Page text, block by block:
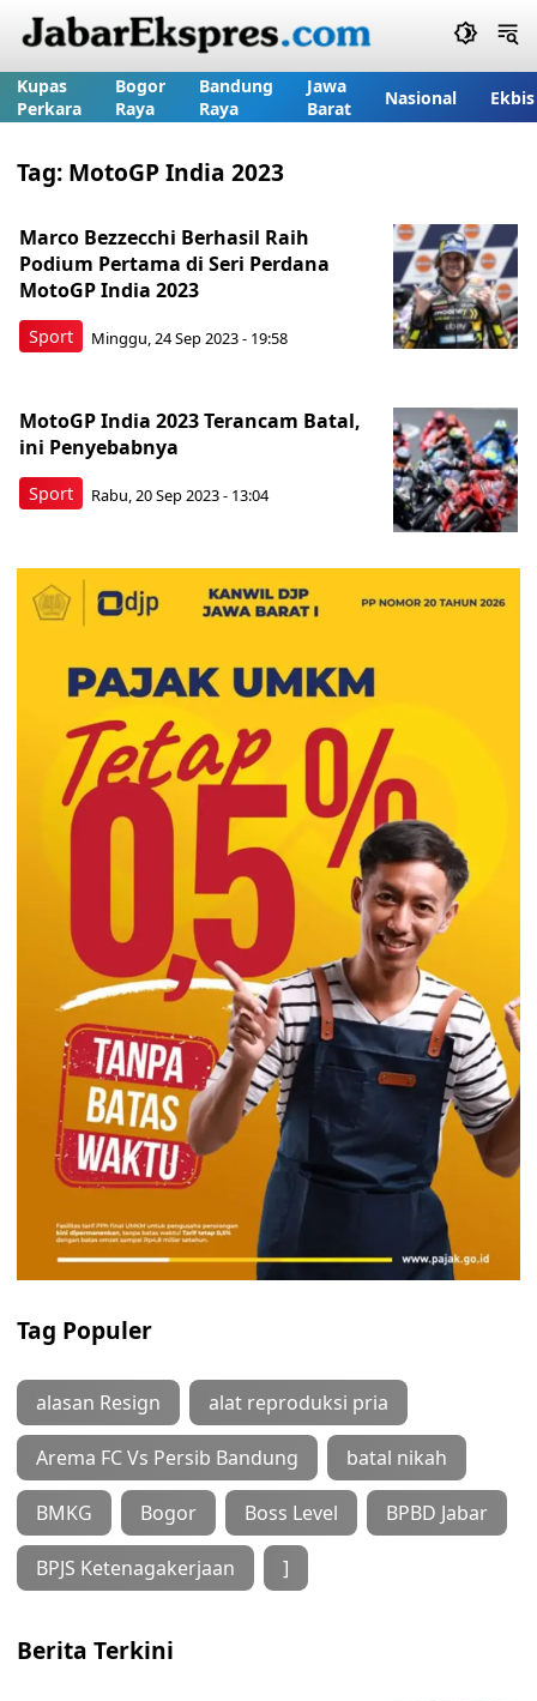
Kupas
Perkara
Bogor
Raya
Bandung
Raya
Jawa
Barat
Nasional Ekbis
Tag: MotoGP India 2023
Sport
Marco Bezzecchi Berhasil Raih
Podium Pertama di Seri Perdana
MotoGP India 2023
Minggu, 24 Sep 2023 - 19:58
Sport
MotoGP India 2023 Terancam Batal,
ini Penyebabnya
Rabu, 20 Sep 2023 - 13:04
Tag Populer
alasan Resign alat reproduksi pria
Arema FC Vs Persib Bandung batal nikah
BMKG Bogor Boss Level BPBD Jabar
BPJS Ketenagakerjaan ]
Berita Terkini